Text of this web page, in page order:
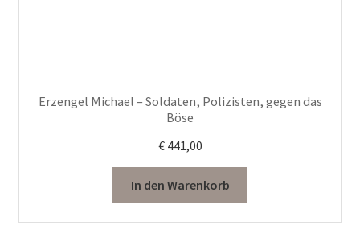
Erzengel Michael – Soldaten, Polizisten, gegen das
Böse
€441,00
In den Warenkorb